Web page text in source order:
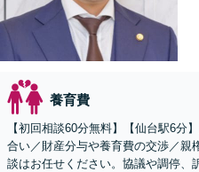
養育費
【初回相談60分無料】【仙台駅6分
合い／財産分与や養育費の交渉／親
談はお任せください。協議や調停、